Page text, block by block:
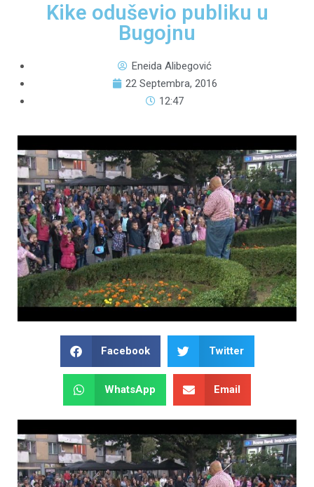
Kike oduševio publiku u
Bugojnu
Eneida Alibegović
22 Septembra, 2016
12:47
Facebook Twitter
WhatsApp Email